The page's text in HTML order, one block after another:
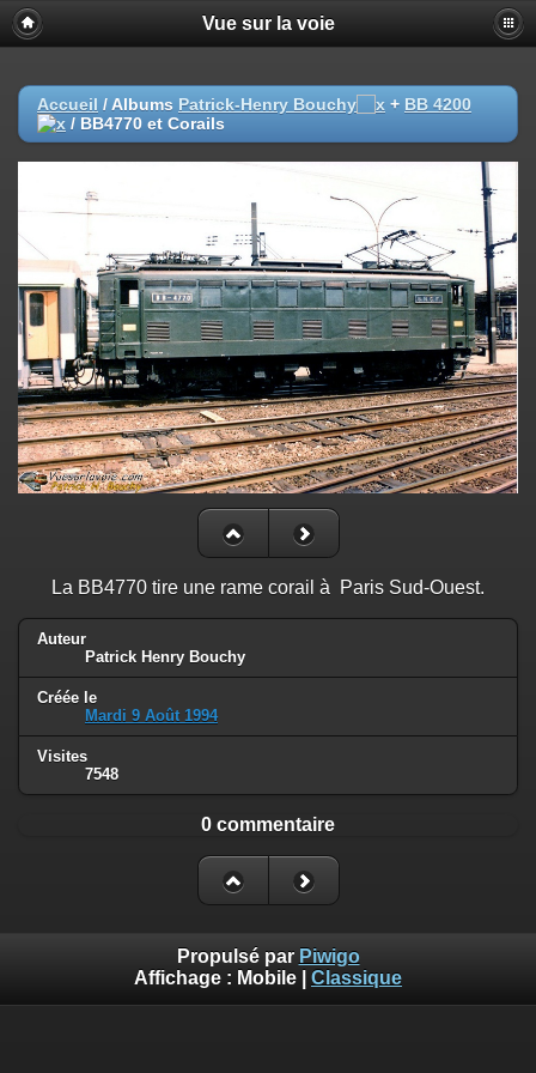
Vue sur la voie
Accueil / Albums Patrick-Henry Bouchy + BB 4200
/ BB4770 et Corails
La BB4770 tire une rame corail à Paris Sud-Ouest.
Auteur
Patrick Henry Bouchy
Créée le
Mardi 9 Août 1994
Visites
7548
0 commentaire
Propulsé par Piwigo
Affichage : Mobile Classique